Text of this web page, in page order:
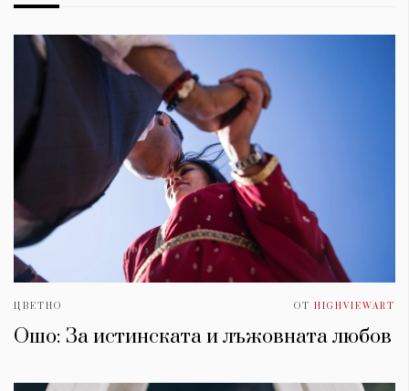
ЦВЕТНО ОТ HIGHVIEWART
Ошо: За истинската и лъжовната любов